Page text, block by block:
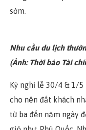
sớm.
Nhu cầu du lịch
(Ảnh: Thời báo Tài
Kỳ nghỉ lễ 30/4 & 1/5
cho nên đắt khách
từ ba đến năm ngày